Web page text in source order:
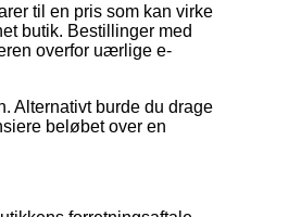
til en pris som kan virke
butik. Bestillinger med
overfor uærlige e-
Alternativt burde du drage
beløbet over en